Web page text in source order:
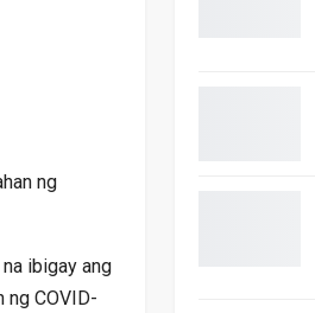
ng
ibigay ang
ng COVID-